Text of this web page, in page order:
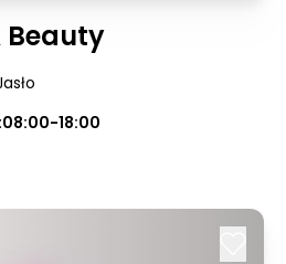
Beauty
08:00-18:00